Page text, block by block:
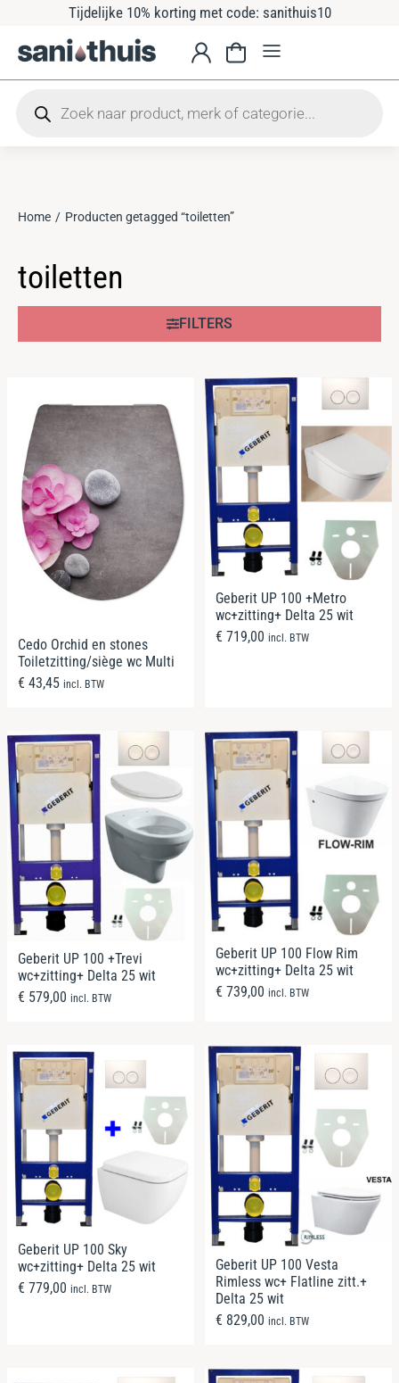
Tijdelijke 10% korting met code: sanithuis10
Je bent hier:
Home Producten getagged “toiletten”
toiletten
FILTERS
Cedo Orchid en stones
Toiletzitting/siège wc Multi
€ 43,45 incl. BTW
Geberit UP 100 +Metro
wc+zitting+ Delta 25 wit
€ 719,00 incl. BTW
Geberit UP 100 +Trevi
wc+zitting+ Delta 25 wit
€ 579,00 incl. BTW
Geberit UP 100 Flow Rim
wc+zitting+ Delta 25 wit
€ 739,00 incl. BTW
Geberit UP 100 Sky
wc+zitting+ Delta 25 wit
€ 779,00 incl. BTW
Geberit UP 100 Vesta
Rimless wc+ Flatline zitt.+
Delta 25 wit
€ 829,00 incl. BTW